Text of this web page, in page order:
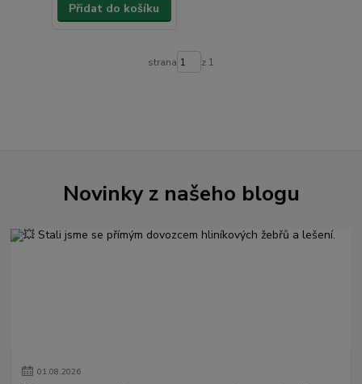
Přidat do košíku
strana z 1
Novinky z našeho blogu
01.08.2026